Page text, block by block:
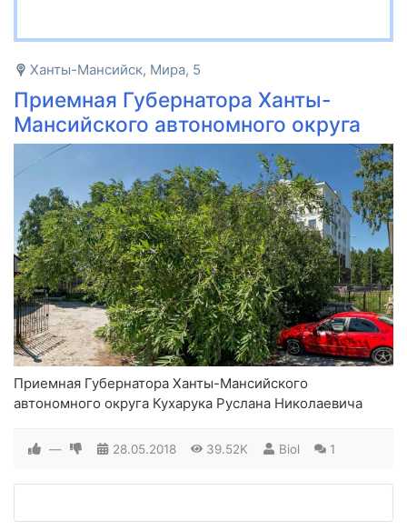
Ханты-Мансийск, Мира, 5
Приемная Губернатора Ханты-
Мансийского автономного округа
Приемная Губернатора Ханты-Мансийского
автономного округа Кухарука Руслана Николаевича
— 28.05.2018 39.52K Biol 1